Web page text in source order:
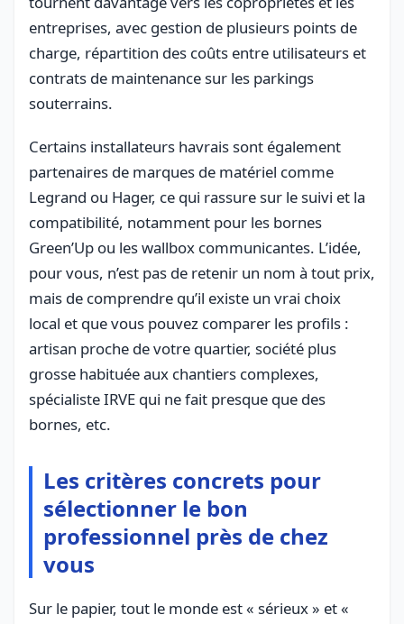
entreprises, avec gestion de plusieurs points de
charge, répartition des coûts entre utilisateurs et
contrats de maintenance sur les parkings
souterrains.
Certains installateurs havrais sont également
partenaires de marques de matériel comme
Legrand ou Hager, ce qui rassure sur le suivi et la
compatibilité, notamment pour les bornes
Green’Up ou les wallbox communicantes. L’idée,
pour vous, n’est pas de retenir un nom à tout prix,
mais de comprendre qu’il existe un vrai choix
local et que vous pouvez comparer les profils :
artisan proche de votre quartier, société plus
grosse habituée aux chantiers complexes,
spécialiste IRVE qui ne fait presque que des
bornes, etc.
Les critères concrets pour
sélectionner le bon
professionnel près de chez
vous
Sur le papier, tout le monde est « sérieux » et «